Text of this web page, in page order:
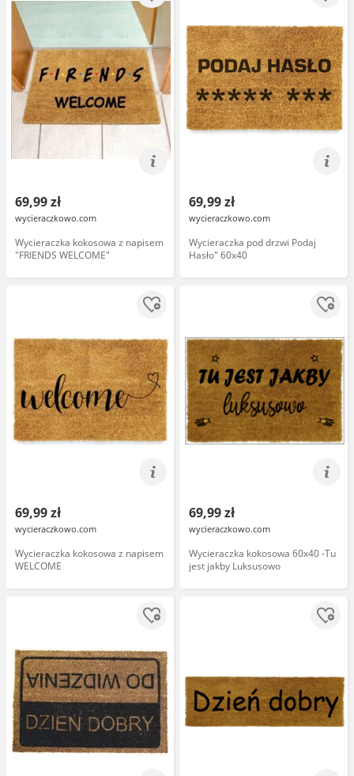
69,99 zł
wycieraczkowo.com
Wycieraczka kokosowa z napisem
"FRIENDS WELCOME"
69,99 zł
wycieraczkowo.com
Wycieraczka pod drzwi Podaj
Hasło" 60x40
69,99 zł
wycieraczkowo.com
Wycieraczka kokosowa z napisem
WELCOME
69,99 zł
wycieraczkowo.com
Wycieraczka kokosowa 60x40 -Tu
jest jakby Luksusowo